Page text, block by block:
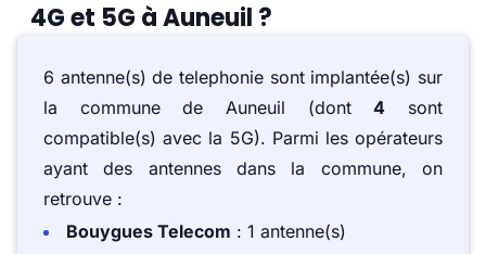
4G et 5G à Auneuil ?
6 antenne(s) de telephonie sont implantée(s) sur
la commune de Auneuil (dont4 sont
compatible(s) avec la 5G). Parmi les opérateurs
ayant des antennes dans la commune, on
retrouve :
Bouygues Telecom : 1 antenne(s)